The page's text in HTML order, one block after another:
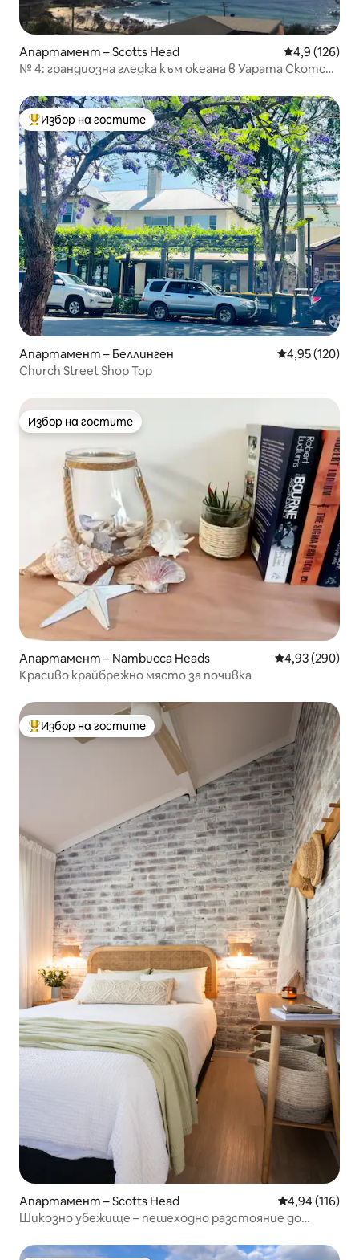
Апартамент – Scotts Head Средна
4,9 (126)
№ 4: грандиозна гледка към океана в Уарата Скотс
Най-популярен избор на гостите
Избор на гостите
Апартамент – Беллинген Средна
4,95 (120)
Church Street Shop Top
Избор на гостите
Избор на гостите
Апартамент – Nambucca Heads Средна
4,93 (290)
Красиво крайбрежно място за почивка
Най-популярен избор на гостите
Избор на гостите
Апартамент – Scotts Head Средна
4,94 (116)
Шикозно убежище – пешеходно разстояние до